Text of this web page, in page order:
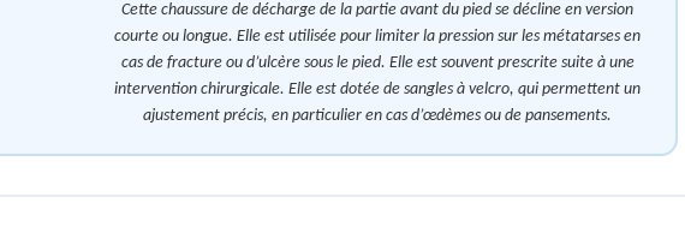
Cette chaussure de décharge de la partie avant du pied se décline en version
courte ou longue. Elle est utilisée pour limiter la pression sur les métatarses en
cas de fracture ou d’ulcère sous le pied. Elle est souvent prescrite suite à une
intervention chirurgicale. Elle est dotée de sangles à velcro, qui permettent un
ajustement précis, en particulier en cas d’œdèmes ou de pansements.